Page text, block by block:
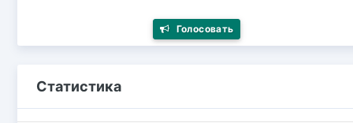
Голосовать
Статистика